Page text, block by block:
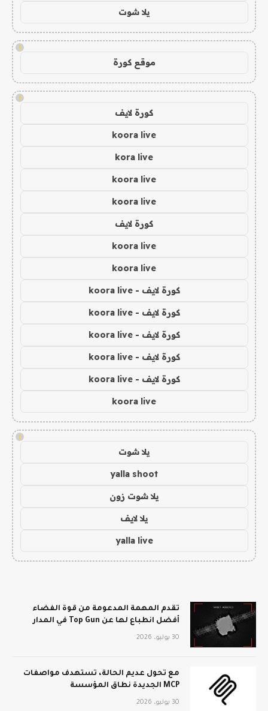
يلا شوت
!
موقع كورة
!
كورة لايف
koora live
kora live
koora live
koora live
كورة لايف
koora live
koora live
كورة لايف - koora live
كورة لايف - koora live
كورة لايف - koora live
كورة لايف - koora live
كورة لايف - koora live
koora live
!
يلا شوت
yalla shoot
يلا شوت زون
يلا لايف
yalla live
تقدم المهمة المدعومة من قوة الفضاء
أفضل انطباع لها عن Top Gun في المدار
30 يوليو، 2026
مع تحول عديم الحالة، تستهدف مواصفات
MCP الجديدة نطاق المؤسسة
30 يوليو، 2026